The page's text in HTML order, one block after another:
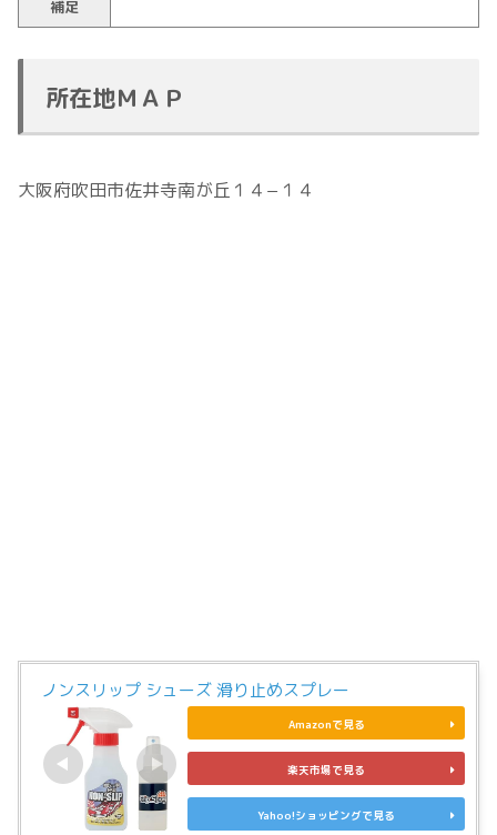
補足
所在地ＭＡＰ
大阪府吹田市佐井寺南が丘１４−１４
ノンスリップ シューズ 滑り止めスプレー
Amazonで見る
楽天市場で見る
Yahoo!ショッピングで見る